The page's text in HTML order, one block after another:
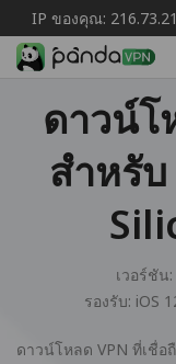
IP ของคุณ:
ดาวน์โ
สำหรั
เวอร์ชัน:
รองรับ: iOS
ดาวน์โหลด VPN ที่เชื่อ